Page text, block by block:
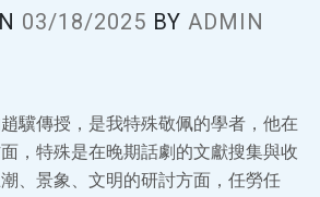
03/18/2025 BY ADMIN
驥傳授，是我特殊敬佩的學者，他在
，特殊是在晚期話劇的文獻搜集與收
、景象、文明的研討方面，任勞任